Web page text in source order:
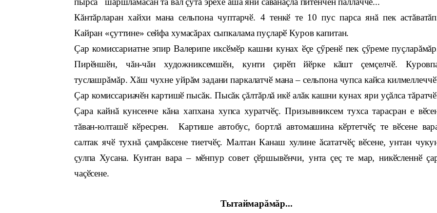
Кăнтăрларан хайхи мана сельпона чуптарчӗ. 4 тенкӗ те 10 пус парса янă пек
Кайран «çуттине» сейфа хумасăрах сыпкалама пуçларӗ Куров капитан.
Çар комиссариатне эпир Валерипе иксӗмӗр кашни кунах ӗçе çӳренӗ пек çӳреме
Пирӗншӗн, чăн-чăн художниксемшӗн, кунти çирӗп йӗрке кăшт çемçелчӗ.
туслашрăмăр. Хăш чухне уйрăм задани паркалатчӗ мана – сельпона чупса кайса
Çар комиссариачӗн картишӗ пысăк. Пысăк çăлтăрлă икӗ алăк кашни кунах яри уçăлса
Çара кайнă кунсенче кăна хапхана хупса хуратчӗç. Призывниксем тухса тарасран е
тăван-юлташӗ кӗресрен. Картише автобус, бортлă автомашина кӗртетчӗç те вӗсене
салтак ячӗ тухнă çамрăксене тиетчӗç. Малтан Канаш хулине ăсататчӗç вӗсене, унтан
çулпа Хусана. Кунтан вара – мӗнпур совет çӗршывӗнчи, унта çеç те мар, никӗсленнӗ
чаçӗсене.
Тытаймарăмăр...